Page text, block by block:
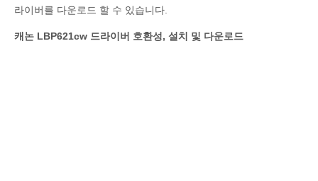
라이버를 다운로드 할 수 있습니다.
캐논 LBP621cw 드라이버 호환성, 설치 및 다운로드